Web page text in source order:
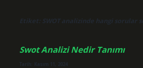
Etiket: SWOT analizinde hangi sorular
Swot Analizi Nedir Tanımı
Tarih: Kasım 11, 2024